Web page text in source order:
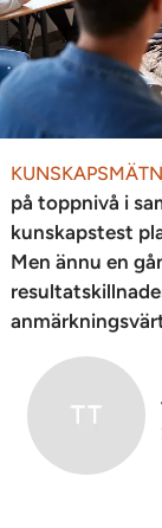
på toppnivå i
kunskapstest
Men ännu en